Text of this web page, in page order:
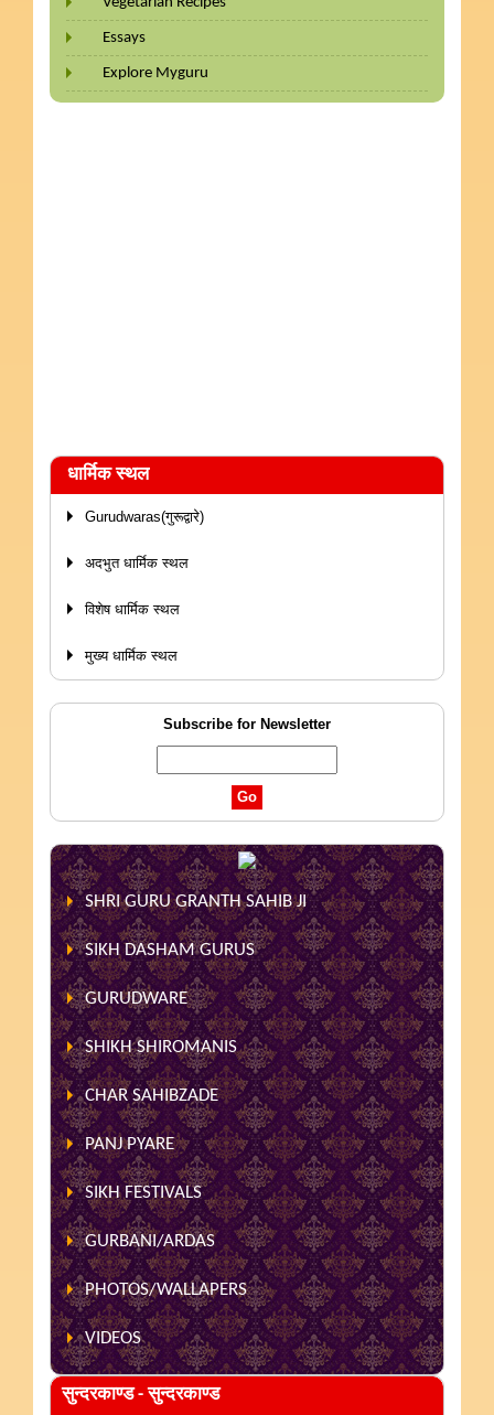
Essays
Explore Myguru
धार्मिक स्थल
Gurudwaras(गुरूद्वारे)
अदभुत धार्मिक स्थल
विशेष धार्मिक स्थल
मुख्य धार्मिक स्थल
Subscribe for Newsletter
SHRI GURU GRANTH SAHIB JI
SIKH DASHAM GURUS
GURUDWARE
SHIKH SHIROMANIS
CHAR SAHIBZADE
PANJ PYARE
SIKH FESTIVALS
GURBANI/ARDAS
PHOTOS/WALLAPERS
VIDEOS
सुन्दरकाण्ड - सुन्दरकाण्ड